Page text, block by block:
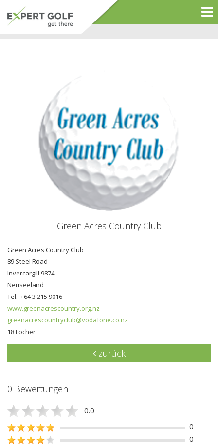
Green Acres Country Club
Green Acres Country Club
89 Steel Road
Invercargill 9874
Neuseeland
Tel.: +64 3 215 9016
www.greenacrescountry.org.nz
greenacrescountryclub@vodafone.co.nz
18 Löcher
zurück
0 Bewertungen
0.0
0
0